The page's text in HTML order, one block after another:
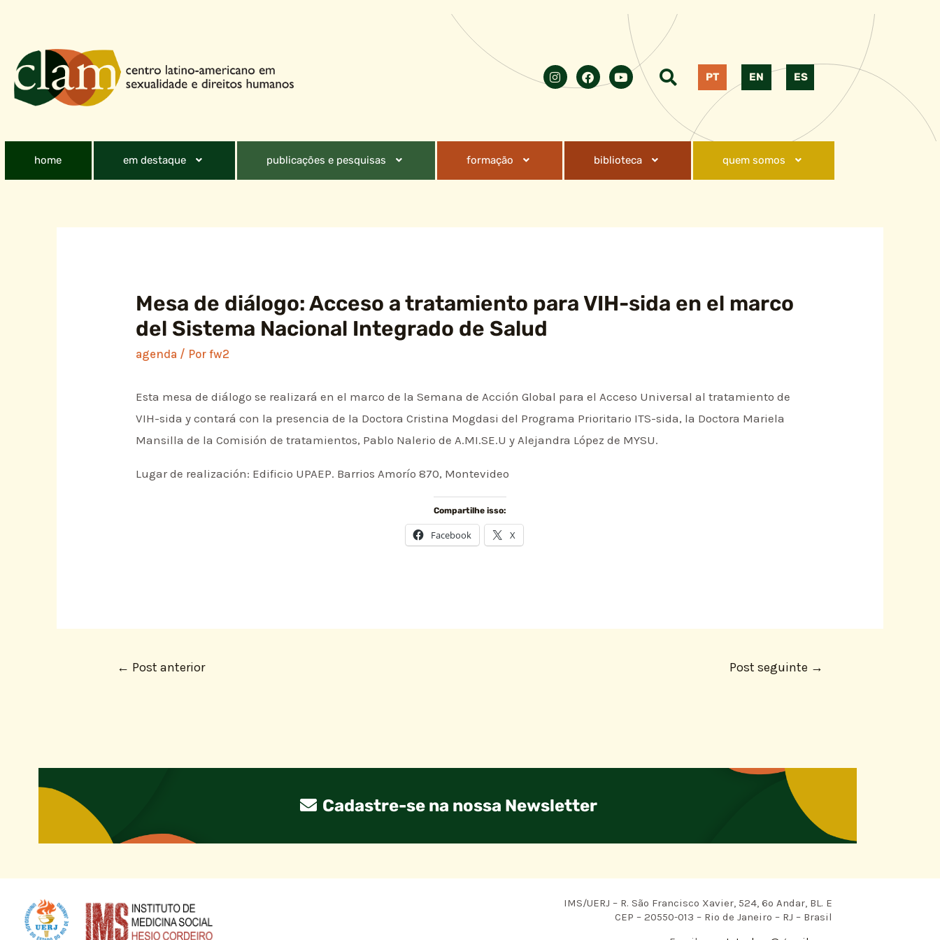
PT EN ES
home em destaque publicações e pesquisas formação biblioteca quem somos
Mesa de diálogo: Acceso a tratamiento para VIH-sida en el marco
del Sistema Nacional Integrado de Salud
agenda / Porfw2
Esta mesa de diálogo se realizará en el marco de la Semana de Acción Global para el Acceso Universal al tratamiento de
VIH-sida y contará con la presencia de la Doctora Cristina Mogdasi del Programa Prioritario ITS-sida, la Doctora Mariela
Mansilla de la Comisión de tratamientos, Pablo Nalerio de A.MI.SE.U y Alejandra López de MYSU.
Lugar de realización: Edificio UPAEP. Barrios Amorío 870, Montevideo
Compartilhe isso:
Facebook X
← Post anterior Post seguinte →
Cadastre-se na nossa Newsletter
IMS/UERJ – R. São Francisco Xavier, 524, 6º Andar, BL. E
CEP – 20550-013 – Rio de Janeiro – RJ – Brasil